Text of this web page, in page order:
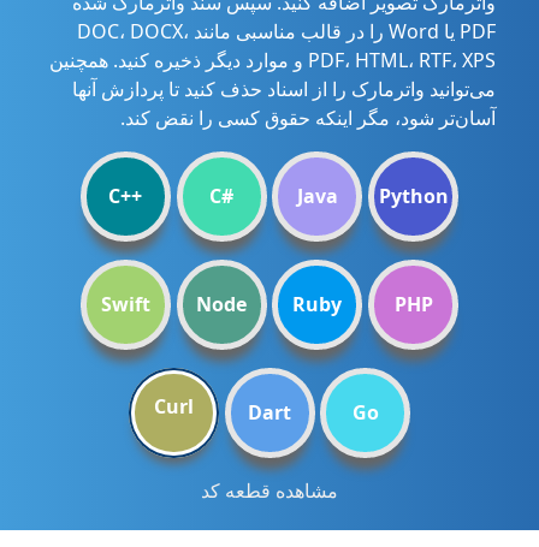
PDF یا Word را در قالب مناسبی مانند DOC، DOCX،
PDF، HTML، RTF، XPS و موارد دیگر ذخیره کنید. همچنین
می‌توانید واترمارک را از اسناد حذف کنید تا پردازش آنها
آسان‌تر شود، مگر اینکه حقوق کسی را نقض کند.
Python
Java
C#
C++
PHP
Ruby
Node
Swift
Go
Dart
Curl
مشاهده قطعه کد